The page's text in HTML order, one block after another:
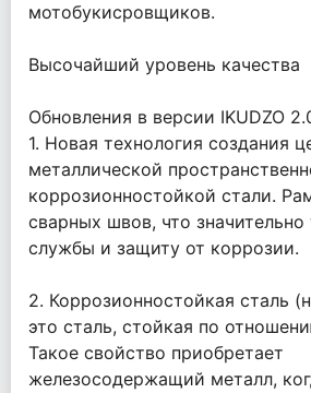
мотобукисровщиков.
Высочайший уровень качества
Обновления в версии IKUDZO
1. Новая технология создания
металлической
коррозионностойкой стали.
сварных швов, что
службы и защиту от коррозии.
2. Коррозионностойкая сталь
это сталь, стойкая по
Такое свойство приобретает
железосодержащий металл,